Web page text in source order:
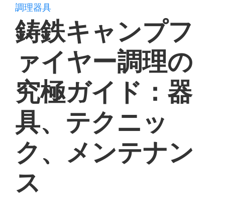
調理器具
鋳鉄キャンプフ
ァイヤー調理の
究極ガイド：器
具、テクニッ
ク、メンテナン
ス